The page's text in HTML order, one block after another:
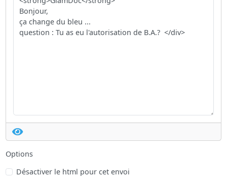
Options
Désactiver le html pour cet envoi